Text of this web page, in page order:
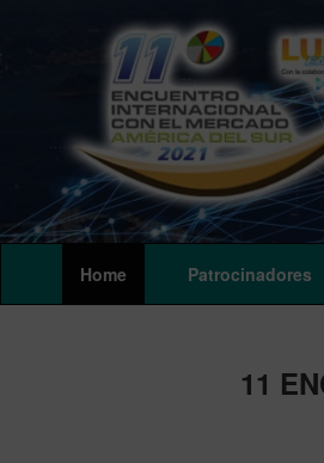
Home Patrocinadores
11